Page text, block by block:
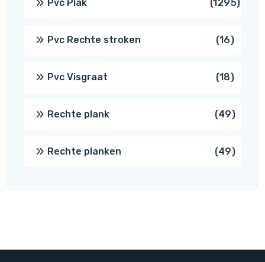
Pvc Plak 1295
Pvc Rechte stroken 1616
Pvc Visgraat 1818
Rechte plank 4949
Rechte planken 4949